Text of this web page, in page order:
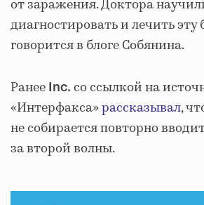
от заражения. Доктора
диагностировать и лечить эту
говорится в блоге Собянина.
Ранее Inc. со ссылкой на
«Интерфакса»рассказывал,
не собирается повторно
за второй волны.